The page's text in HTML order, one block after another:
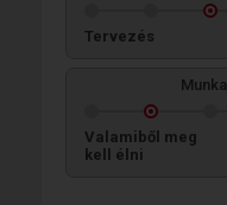
Tervezés
Munka
Valamiből meg
kell élni